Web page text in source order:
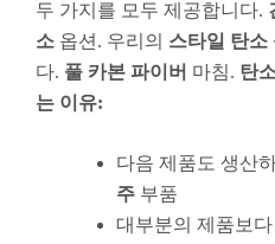
두 가지를 모두 제공합니다.
소 옵션. 우리의 스타일 탄소
다. 풀 카본 파이버 마침. 탄
는 이유:
다음 제품도 생산
주 부품
대부분의 제품보